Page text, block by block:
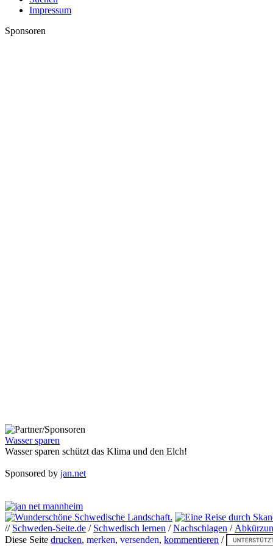
Impressum
Sponsoren
Wasser sparen
Wasser sparen schützt das Klima und den Elch!
Sponsored by jan.net
// Schweden-Seite.de / Schwedisch lernen /Nachschlagen /
Diese Seite drucken, merken, versenden, kommentieren /